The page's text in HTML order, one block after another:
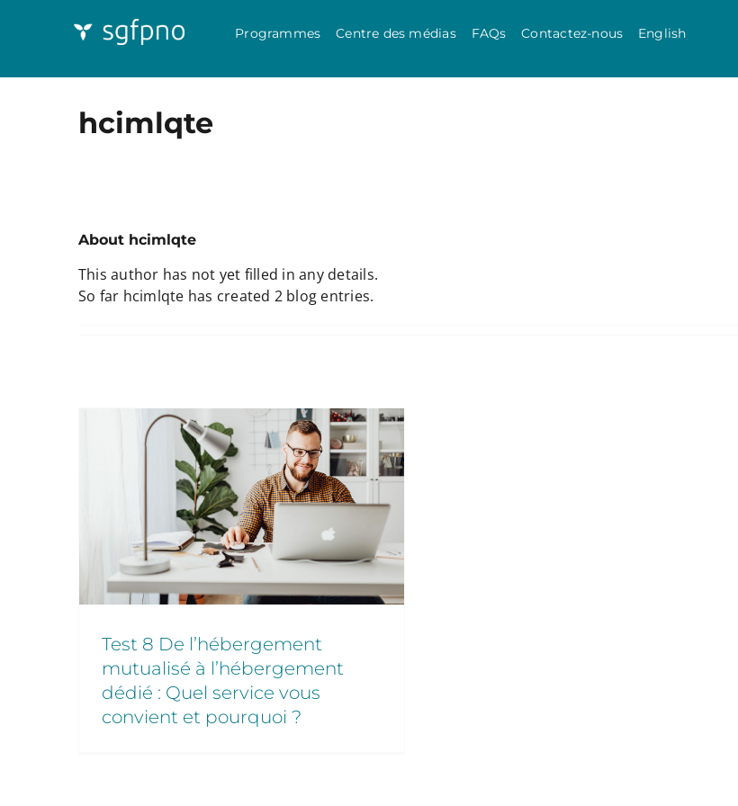
Programmes Centre des médias FAQs Contactez-nous English
hcimlqte
About hcimlqte
This author has not yet filled in any details.
So far hcimlqte has created 2 blog entries.
Test 8 De l’hébergement
mutualisé à l’hébergement
dédié : Quel service vous
convient et pourquoi ?